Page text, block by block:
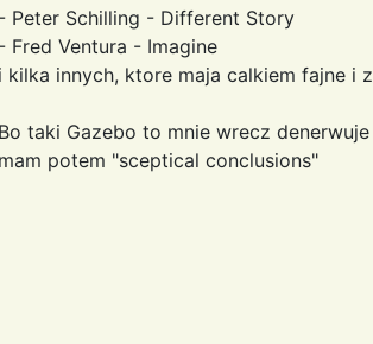
- Peter Schilling - Different Story
- Fred Ventura - Imagine
i kilka innych, ktore maja calkiem fajne i
Bo taki Gazebo to mnie wrecz
mam potem "sceptical conclusions"